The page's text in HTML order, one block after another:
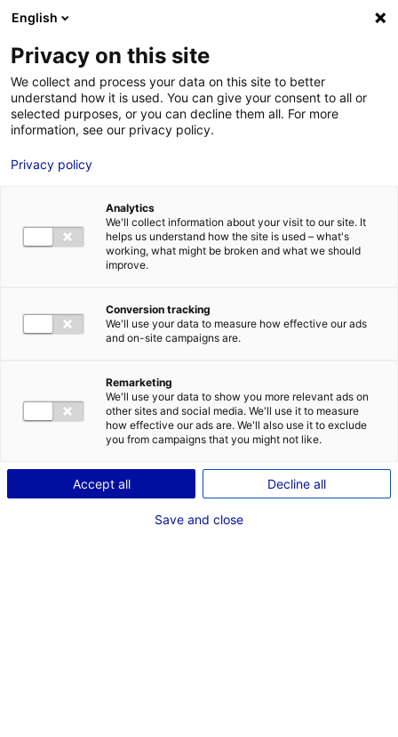
DES RÉPONSES IMMÉDIATES AU :
MENU
Nos projets hydrogène en Pays de la
Nos solutions » Planète hydrogène Pays de la Loire »
Nos projets
English
Privacy on this site
We collect and process your data on this site to better
understand how it is used. You can give your consent to all or
selected purposes, or you can decline them all. For more
information, see our privacy policy.
Privacy policy
Analytics
We'll collect information about your visit to our site. It
helps us understand how the site is used – what's
working, what might be broken and what we should
improve.
Conversion tracking
We'll use your data to measure how effective our ads
and on-site campaigns are.
Remarketing
We'll use your data to show you more relevant ads on
other sites and social media. We'll use it to measure
how effective our ads are. We'll also use it to exclude
you from campaigns that you might not like.
Accept all Decline all
Save and close